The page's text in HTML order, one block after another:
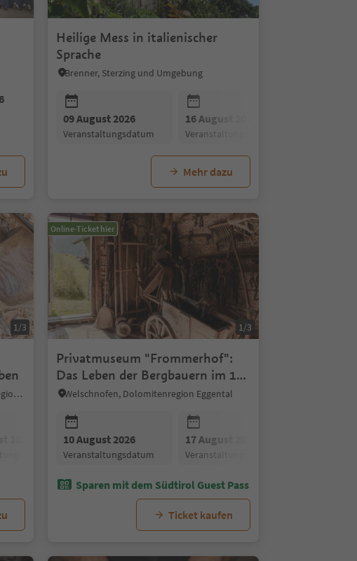
23 August 2026
Veranstaltungsdatum
Heilige Mess in italienischer
Sprache
Brenner, Sterzing und Umgebung
09 August 2026
Veranstaltungsdatum
16 August 2026
Veranstaltungsdatum
Mehr dazu
2026 07 September 2026
Veranstaltungsdatum
1/3
St. Ulrich/Urtijëi, St.Ulrich, Dolomitenregion Gröden
2026 17 August 2026
Veranstaltungsdatum
21 August 2026
Veranstaltungsdatum
Online-Ticket hier
1/3
Privatmuseum "Frommerhof":
Das Leben der Bergbauern im 19.
& 20. Jahrhundert
Welschnofen, Dolomitenregion Eggental
10 August 2026
Veranstaltungsdatum
17 August 2026
Veranstaltungsdatum
Sparen mit dem Südtirol Guest Pass
Ticket kaufen